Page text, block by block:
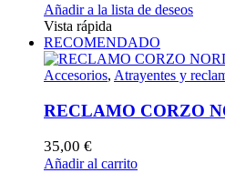
Añadir a la lista de deseos
Vista rápida
RECOMENDADO
Accesorios, Atrayentes y
RECLAMO CORZO
35,00 €
Añadir al carrito